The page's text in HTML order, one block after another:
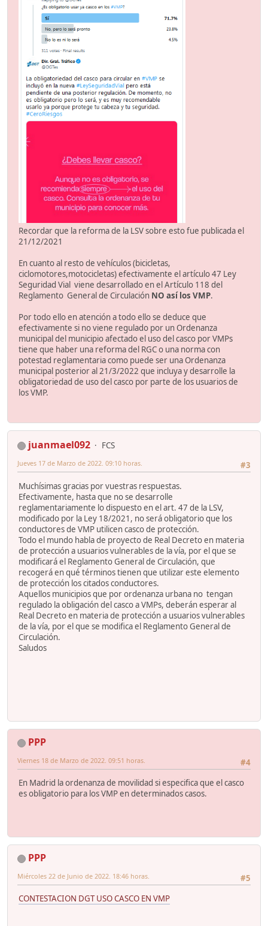
Recordar que la reforma de la LSV sobre esto fue publicada el
21/12/2021
En cuanto al resto de vehículos (bicicletas,
ciclomotores,motocicletas) efectivamente el artículo 47 Ley
Seguridad Vial viene desarrollado en el Artículo 118 del
Reglamento General de Circulación NO así los VMP.
Por todo ello en atención a todo ello se deduce que
efectivamente si no viene regulado por un Ordenanza
municipal del municipio afectado el uso del casco por VMPs
tiene que haber una reforma del RGC o una norma con
potestad reglamentaria como puede ser una Ordenanza
municipal posterior al 21/3/2022 que incluya y desarrolle la
obligatoriedad de uso del casco por parte de los usuarios de
los VMP.
juanmael092
FCS
#3
Jueves 17 de Marzo de 2022. 09:10 horas.
Muchísimas gracias por vuestras respuestas.
Efectivamente, hasta que no se desarrolle
reglamentariamente lo dispuesto en el art. 47 de la LSV,
modificado por la Ley 18/2021, no será obligatorio que los
conductores de VMP utilicen casco de protección.
Todo el mundo habla de proyecto de Real Decreto en materia
de protección a usuarios vulnerables de la vía, por el que se
modificará el Reglamento General de Circulación, que
recogerá en qué términos tienen que utilizar este elemento
de protección los citados conductores.
Aquellos municipios que por ordenanza urbana no tengan
regulado la obligación del casco a VMPs, deberán esperar al
Real Decreto en materia de protección a usuarios vulnerables
de la vía, por el que se modifica el Reglamento General de
Circulación.
Saludos
PPP
#4
Viernes 18 de Marzo de 2022. 09:51 horas.
En Madrid la ordenanza de movilidad si especifica que el casco
es obligatorio para los VMP en determinados casos.
PPP
#5
Miércoles 22 de Junio de 2022. 18:46 horas.
CONTESTACION DGT USO CASCO EN VMP